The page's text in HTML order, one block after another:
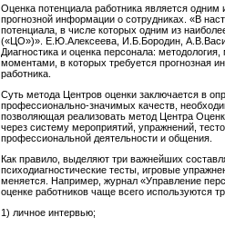
Оценка потенциала работника является
прогнозной информации о сотрудниках. «В
потенциала, в числе которых одним из
(«ЦО»)». Е.Ю.Алексеева, И.Б.Бородин,
Диагностика и оценка персонала:
моментами, в которых требуется прогнозная
работника.
Суть метода Центров оценки заключается в
профессионально-значимых качеств,
позволяющая реализовать метод Центра
через систему мероприятий, упражнений,
профессиональной деятельности и общения.
Как правило, выделяют три важнейших
психодиагностические тесты, игровые
меняется. Например, журнал «Управление
оценке работников чаще всего используются
1) личное интервью;